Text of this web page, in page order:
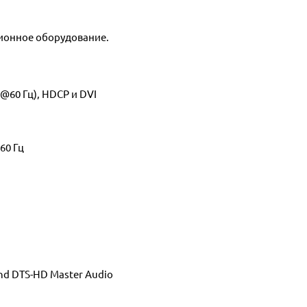
оборудование.
Гц), HDCP и DVI
Гц
DTS-HD Master Audio